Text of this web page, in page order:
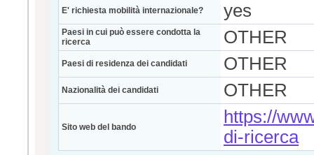
E' richiesta mobilità internazionale? yes
Paesi in cui può essere condotta la
ricerca
OTHER
Paesi di residenza dei candidati OTHER
Nazionalità dei candidati OTHER
Sito web del bando
https://
di-ricerca